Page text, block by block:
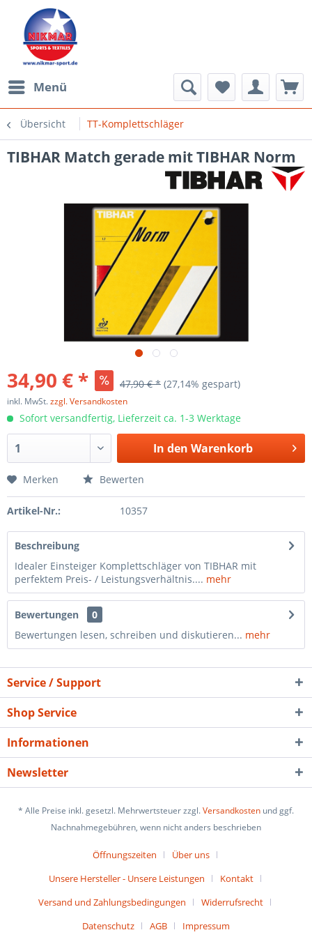
Menü
Übersicht TT-Komplettschläger
TIBHAR Match gerade mit TIBHAR Norm
34,90 € * 47,90 € * (27,14% gespart)
inkl. MwSt.zzgl. Versandkosten
Sofort versandfertig, Lieferzeit ca. 1-3 Werktage
In den Warenkorb
Merken Bewerten
Artikel-Nr.: 10357
Beschreibung
Idealer Einsteiger Komplettschläger von TIBHAR mit
perfektem Preis- / Leistungsverhältnis.... mehr
Bewertungen
0
Bewertungen lesen, schreiben und diskutieren... mehr
Service / Support
Shop Service
Informationen
Newsletter
* Alle Preise inkl. gesetzl. Mehrwertsteuer zzgl.Versandkosten und ggf.
Nachnahmegebühren, wenn nicht anders beschrieben
Öffnungszeiten
Über uns
Unsere Hersteller - Unsere Leistungen
Kontakt
Versand und Zahlungsbedingungen
Widerrufsrecht
Datenschutz
AGB Impressum